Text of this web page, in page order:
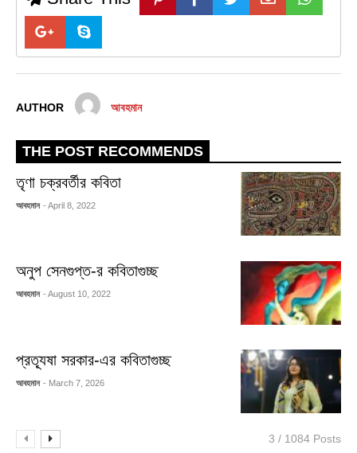
AUTHOR আবহমান
THE POST RECOMMENDS
তৃণা চক্রবর্তীর কবিতা
আবহমান - April 8, 2022
অনুপ সেনগুপ্ত-র কবিতাগুচ্ছ
আবহমান - August 10, 2022
প্রত্যূষা সরকার-এর কবিতাগুচ্ছ
আবহমান - March 7, 2026
3 / 1084 Posts